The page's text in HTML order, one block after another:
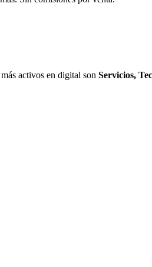
activos en digital son Servicios,